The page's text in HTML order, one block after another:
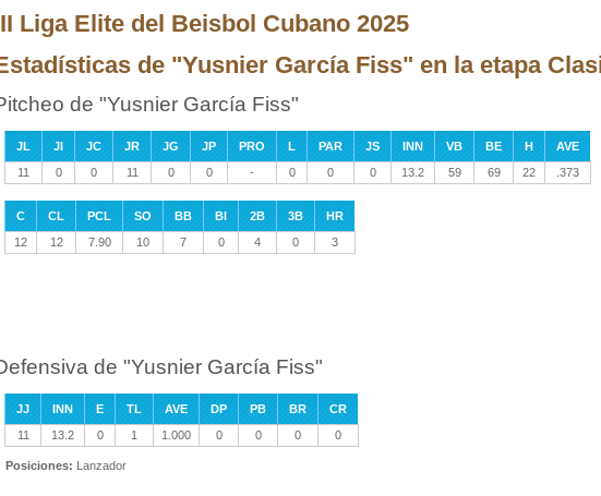
Liga Elite del Beisbol Cubano 2025
de "Yusnier García Fiss" en la etapa
de "Yusnier García Fiss"
JL JI JC JR JG JP PRO L PAR JS INN VB BE H
AVE
11
0 0 11 0 0 - 0 0 0 13.2 59 69 22 .373
C CL PCL SO BB BI 2B 3B
HR
12
12 7.90 10 7 0 4 0 3
de "Yusnier García Fiss"
JJ INN E TL AVE DP PB BR
CR
11
13.2 0 1 1.000 0 0 0 0
Posiciones: Lanzador